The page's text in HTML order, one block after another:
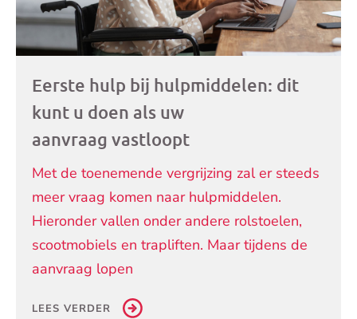
Eerste hulp bij hulpmiddelen: dit
kunt u doen als uw
aanvraag vastloopt
Met de toenemende vergrijzing zal er steeds
meer vraag komen naar hulpmiddelen.
Hieronder vallen onder andere rolstoelen,
scootmobiels en trapliften. Maar tijdens de
aanvraag lopen
LEES VERDER